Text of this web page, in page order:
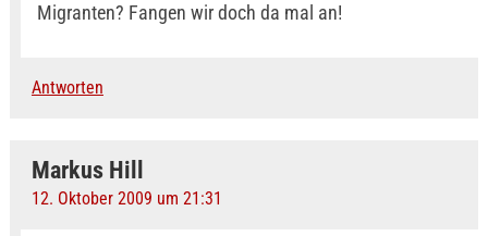
Migranten? Fangen wir doch da mal an!
Antworten
Markus Hill
12. Oktober 2009 um 21:31